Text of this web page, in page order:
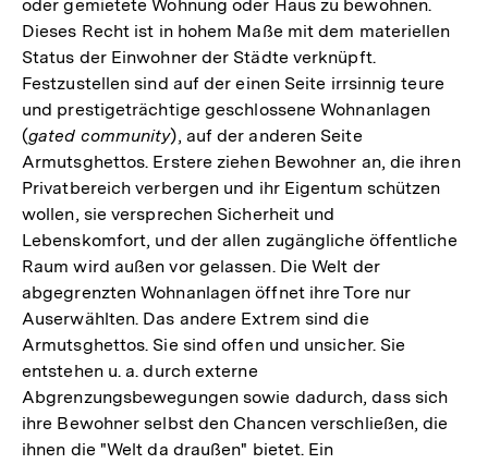
oder gemietete Wohnung oder Haus zu bewohnen.
Dieses Recht ist in hohem Maße mit dem materiellen
Status der Einwohner der Städte verknüpft.
Festzustellen sind auf der einen Seite irrsinnig teure
und prestigeträchtige geschlossene Wohnanlagen
(gated community), auf der anderen Seite
Armutsghettos. Erstere ziehen Bewohner an, die ihren
Privatbereich verbergen und ihr Eigentum schützen
wollen, sie versprechen Sicherheit und
Lebenskomfort, und der allen zugängliche öffentliche
Raum wird außen vor gelassen. Die Welt der
abgegrenzten Wohnanlagen öffnet ihre Tore nur
Auserwählten. Das andere Extrem sind die
Armutsghettos. Sie sind offen und unsicher. Sie
entstehen u. a. durch externe
Abgrenzungsbewegungen sowie dadurch, dass sich
ihre Bewohner selbst den Chancen verschließen, die
ihnen die "Welt da draußen" bietet. Ein